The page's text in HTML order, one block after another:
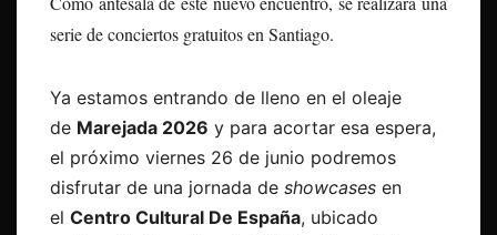
serie de conciertos gratuitos en Santiago.
Ya estamos entrando de lleno en el oleaje
de Marejada 2026 y para acortar esa espera,
el próximo viernes 26 de junio podremos
disfrutar de una jornada de showcases en
el Centro Cultural De España, ubicado